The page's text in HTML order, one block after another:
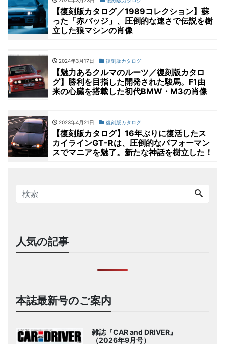
【復刻版カタログ／1989コレクション】蘇
った「赤バッジ」、圧倒的な速さで伝説を樹
立した狼マシンの肖像
2024年3月17日 復刻版カタログ
【魅力あるクルマのルーツ／復刻版カタロ
グ】勝利を目指した開発された駿馬。F1由
来の心臓を搭載した初代BMW・M3の肖像
2023年4月21日 復刻版カタログ
【復刻版カタログ】16年ぶりに復活したス
カイラインGT-Rは、圧倒的なパフォーマン
スでマニアを魅了。新たな神話を樹立した！
人気の記事
本誌最新号のご案内
雑誌『CAR and DRIVER』
（2026年9月号）